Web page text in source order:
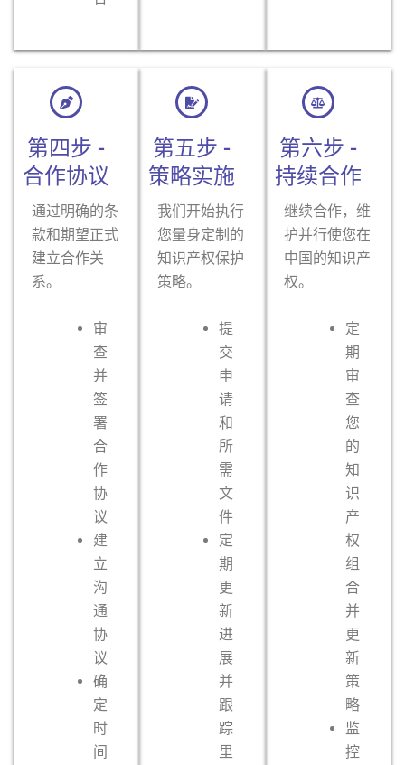
第四步 -
合作协议
通过明确的条
款和期望正式
建立合作关
系。
审
查
并
签
署
合
作
协
议
建
立
沟
通
协
议
确
定
时
间
第五步 -
策略实施
我们开始执行
您量身定制的
知识产权保护
策略。
提
交
申
请
和
所
需
文
件
定
期
更
新
进
展
并
跟
踪
里
第六步 -
持续合作
继续合作，维
护并行使您在
中国的知识产
权。
定
期
审
查
您
的
知
识
产
权
组
合
并
更
新
策
略
监
控